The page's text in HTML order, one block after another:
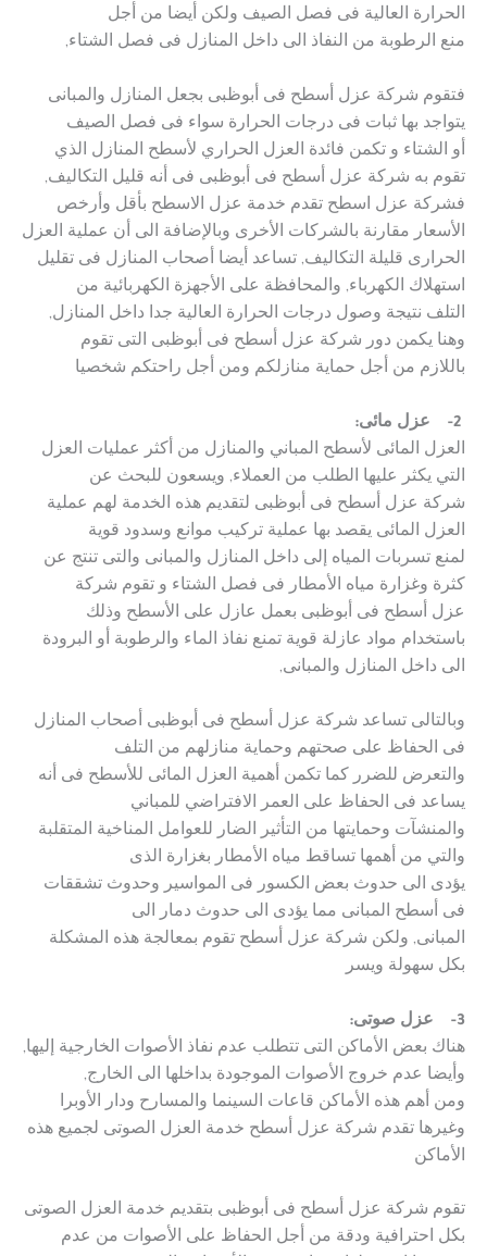
الحرارة العالية فى فصل الصيف ولكن أيضا من أجل
منع الرطوبة من النفاذ الى داخل المنازل فى فصل الشتاء,
فتقوم شركة عزل أسطح فى أبوظبى بجعل المنازل والمبانى
يتواجد بها ثبات فى درجات الحرارة سواء فى فصل الصيف
أو الشتاء و تكمن فائدة العزل الحراري لأسطح المنازل الذي
تقوم به شركة عزل أسطح فى أبوظبى فى أنه قليل التكاليف,
فشركة عزل اسطح تقدم خدمة عزل الاسطح بأقل وأرخص
الأسعار مقارنة بالشركات الأخرى وبالإضافة الى أن عملية العزل
الحرارى قليلة التكاليف, تساعد أيضا أصحاب المنازل فى تقليل
استهلاك الكهرباء, والمحافظة على الأجهزة الكهربائية من
التلف نتيجة وصول درجات الحرارة العالية جدا داخل المنازل,
وهنا يكمن دور شركة عزل أسطح فى أبوظبى التى تقوم
باللازم من أجل حماية منازلكم ومن أجل راحتكم شخصيا
2-
عزل مائى:
العزل المائى لأسطح المباني والمنازل من أكثر عمليات العزل
التي يكثر عليها الطلب من العملاء, ويسعون للبحث عن
شركة عزل أسطح فى أبوظبى لتقديم هذه الخدمة لهم عملية
العزل المائى يقصد بها عملية تركيب موانع وسدود قوية
لمنع تسربات المياه إلى داخل المنازل والمبانى والتى تنتج عن
كثرة وغزارة مياه الأمطار فى فصل الشتاء و تقوم شركة
عزل أسطح فى أبوظبى بعمل عازل على الأسطح وذلك
باستخدام مواد عازلة قوية تمنع نفاذ الماء والرطوبة أو البرودة
الى داخل المنازل والمبانى,
وبالتالى تساعد شركة عزل أسطح فى أبوظبى أصحاب المنازل
فى الحفاظ على صحتهم وحماية منازلهم من التلف
والتعرض للضرر كما تكمن أهمية العزل المائى للأسطح فى أنه
يساعد فى الحفاظ على العمر الافتراضي للمباني
والمنشآت وحمايتها من التأثير الضار للعوامل المناخية المتقلبة
والتي من أهمها تساقط مياه الأمطار بغزارة الذى
يؤدى الى حدوث بعض الكسور فى المواسير وحدوث تشققات
فى أسطح المبانى مما يؤدى الى حدوث دمار الى
المبانى, ولكن شركة عزل أسطح تقوم بمعالجة هذه المشكلة
بكل سهولة ويسر
3-
عزل صوتى:
هناك بعض الأماكن التى تتطلب عدم نفاذ الأصوات الخارجية إليها,
وأيضا عدم خروج الأصوات الموجودة بداخلها الى الخارج,
ومن أهم هذه الأماكن قاعات السينما والمسارح ودار الأوبرا
وغيرها تقدم شركة عزل أسطح خدمة العزل الصوتى لجميع هذه
الأماكن
تقوم شركة عزل أسطح فى أبوظبى بتقديم خدمة العزل الصوتى
بكل احترافية ودقة من أجل الحفاظ على الأصوات من عدم